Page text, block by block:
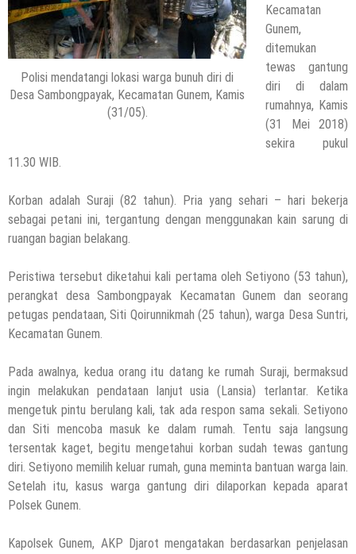
Polisi mendatangi lokasi warga bunuh diri di
Desa Sambongpayak, Kecamatan Gunem, Kamis
(31/05).
Kecamatan
Gunem,
ditemukan
tewas gantung
diri di dalam
rumahnya, Kamis
(31 Mei 2018)
sekira pukul
11.30 WIB.
Korban adalah Suraji (82 tahun). Pria yang sehari – hari bekerja
sebagai petani ini, tergantung dengan menggunakan kain sarung di
ruangan bagian belakang.
Peristiwa tersebut diketahui kali pertama oleh Setiyono (53 tahun),
perangkat desa Sambongpayak Kecamatan Gunem dan seorang
petugas pendataan, Siti Qoirunnikmah (25 tahun), warga Desa Suntri,
Kecamatan Gunem.
Pada awalnya, kedua orang itu datang ke rumah Suraji, bermaksud
ingin melakukan pendataan lanjut usia (Lansia) terlantar. Ketika
mengetuk pintu berulang kali, tak ada respon sama sekali. Setiyono
dan Siti mencoba masuk ke dalam rumah. Tentu saja langsung
tersentak kaget, begitu mengetahui korban sudah tewas gantung
diri. Setiyono memilih keluar rumah, guna meminta bantuan warga lain.
Setelah itu, kasus warga gantung diri dilaporkan kepada aparat
Polsek Gunem.
Kapolsek Gunem, AKP Djarot mengatakan berdasarkan penjelasan